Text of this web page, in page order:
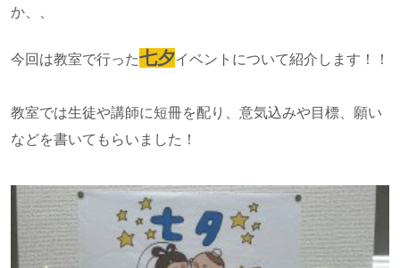
か、、
今回は教室で行った七夕イベントについて紹介します！！
教室では生徒や講師に短冊を配り、意気込みや目標、願い
などを書いてもらいました！